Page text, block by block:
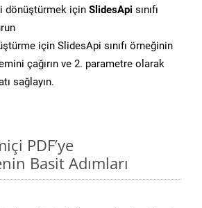
dönüştürmek için SlidesApi sınıfı
için SlidesApi sınıfı örneğinin
çağırın ve 2. parametre olarak
sağlayın.
PDF’ye
Basit Adımları